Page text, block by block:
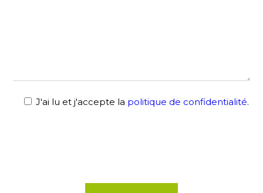
J'ai lu et j'accepte la politique de confidentialité.